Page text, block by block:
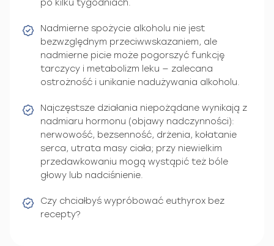
po kilku tygodniach.
Nadmierne spożycie alkoholu nie jest
bezwzględnym przeciwwskazaniem, ale
nadmierne picie może pogorszyć funkcję
tarczycy i metabolizm leku — zalecana
ostrożność i unikanie nadużywania alkoholu.
Najczęstsze działania niepożądane wynikają z
nadmiaru hormonu (objawy nadczynności):
nerwowość, bezsenność, drżenia, kołatanie
serca, utrata masy ciała; przy niewielkim
przedawkowaniu mogą wystąpić też bóle
głowy lub nadciśnienie.
Czy chciałbyś wypróbować euthyrox bez
recepty?